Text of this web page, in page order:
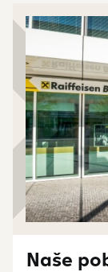
Naše